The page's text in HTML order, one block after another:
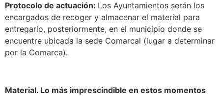
Protocolo de actuación: Los Ayuntamientos serán los
encargados de recoger y almacenar el material para
entregarlo, posteriormente, en el municipio donde se
encuentre ubicada la sede Comarcal (lugar a determinar
por la Comarca).
Material. Lo más imprescindible en estos momentos